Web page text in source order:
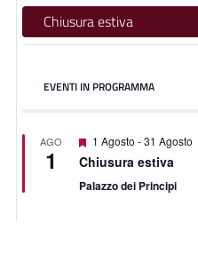
Chiusura estiva
EVENTI IN PROGRAMMA
AGO
1
Featured
1 Agosto -31 Agosto
Chiusura estiva
Palazzo dei Principi